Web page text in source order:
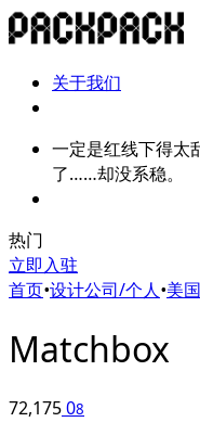
关于我们
一定是红线下得太
了……却没系稳。
热门
立即入驻
首页•设计公司/个人•美
Matchbox
72,17508